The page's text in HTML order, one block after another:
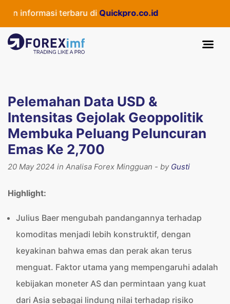
informasi terbaru diQuickpro.co.id
Pelemahan Data USD &
Intensitas Gejolak Geoppolitik
Membuka Peluang Peluncuran
Emas Ke 2,700
20 May 2024 in Analisa Forex Mingguan - by Gusti
Highlight:
Julius Baer mengubah pandangannya terhadap
komoditas menjadi lebih konstruktif, dengan
keyakinan bahwa emas dan perak akan terus
menguat. Faktor utama yang mempengaruhi adalah
kebijakan moneter AS dan permintaan yang kuat
dari Asia sebagai lindung nilai terhadap risiko